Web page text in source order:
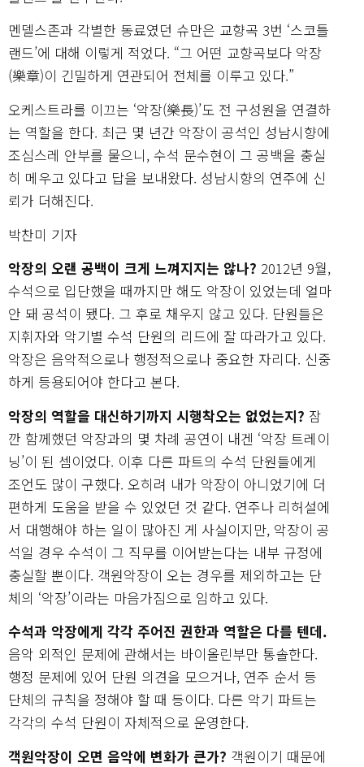
멘델스존과 각별한 동료였던 슈만은 교향곡 3번 ‘스코틀
랜드’에 대해 이렇게 적었다. “그 어떤 교향곡보다 악장
(樂章)이 긴밀하게 연관되어 전체를 이루고 있다.”
오케스트라를 이끄는 ‘악장(樂長)’도 전 구성원을 연결하
는 역할을 한다. 최근 몇 년간 악장이 공석인 성남시향에
조심스레 안부를 물으니, 수석 문수현이 그 공백을 충실
히 메우고 있다고 답을 보내왔다. 성남시향의 연주에 신
뢰가 더해진다.
박찬미 기자
악장의 오랜 공백이 크게 느껴지지는 않나? 2012년 9월,
수석으로 입단했을 때까지만 해도 악장이 있었는데 얼마
안 돼 공석이 됐다. 그 후로 채우지 않고 있다. 단원들은
지휘자와 악기별 수석 단원의 리드에 잘 따라가고 있다.
악장은 음악적으로나 행정적으로나 중요한 자리다. 신중
하게 등용되어야 한다고 본다.
악장의 역할을 대신하기까지 시행착오는 없었는지? 잠
깐 함께했던 악장과의 몇 차례 공연이 내겐 ‘악장 트레이
닝’이 된 셈이었다. 이후 다른 파트의 수석 단원들에게
조언도 많이 구했다. 오히려 내가 악장이 아니었기에 더
편하게 도움을 받을 수 있었던 것 같다. 연주나 리허설에
서 대행해야 하는 일이 많아진 게 사실이지만, 악장이 공
석일 경우 수석이 그 직무를 이어받는다는 내부 규정에
충실할 뿐이다. 객원악장이 오는 경우를 제외하고는 단
체의 ‘악장’이라는 마음가짐으로 임하고 있다.
수석과 악장에게 각각 주어진 권한과 역할은 다를 텐데.
음악 외적인 문제에 관해서는 바이올린부만 통솔한다.
행정 문제에 있어 단원 의견을 모으거나, 연주 순서 등
단체의 규칙을 정해야 할 때 등이다. 다른 악기 파트는
각각의 수석 단원이 자체적으로 운영한다.
객원악장이 오면 음악에 변화가 큰가? 객원이기 때문에